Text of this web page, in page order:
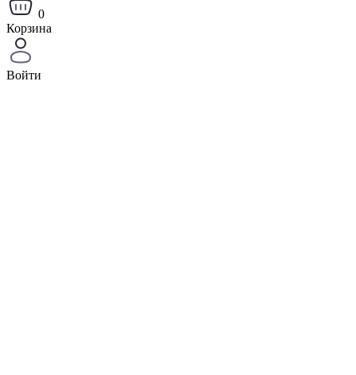
0
Корзина
Войти